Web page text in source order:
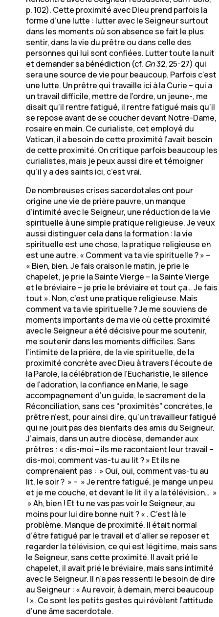
p. 102). Cette proximité avec Dieu prend parfois la
forme d’une lutte : lutter avec le Seigneur surtout
dans les moments où son absence se fait le plus
sentir, dans la vie du prêtre ou dans celle des
personnes qui lui sont confiées. Lutter toute la nuit
et demander sa bénédiction (cf. Gn32, 25-27) qui
sera une source de vie pour beaucoup. Parfois c’est
une lutte. Un prêtre qui travaille ici à la Curie – qui a
un travail difficile, mettre de l’ordre, un jeune-, me
disait qu’il rentre fatigué, il rentre fatigué mais qu’il
se repose avant de se coucher devant Notre-Dame,
rosaire en main. Ce curialiste, cet employé du
Vatican, il a besoin de cette proximité l’avait besoin
de cette proximité. On critique parfois beaucoup les
curialistes, mais je peux aussi dire et témoigner
qu’il y a des saints ici, c’est vrai.
De nombreuses crises sacerdotales ont pour
origine une vie de prière pauvre, un manque
d’intimité avec le Seigneur, une réduction de la vie
spirituelle à une simple pratique religieuse. Je veux
aussi distinguer cela dans la formation : la vie
spirituelle est une chose, la pratique religieuse en
est une autre. « Comment va ta vie spirituelle ? » –
« Bien, bien. Je fais oraison le matin, je prie le
chapelet, je prie la Sainte Vierge – la Sainte Vierge
et le bréviaire – je prie le bréviaire et tout ça… Je fais
tout ». Non, c’est une pratique religieuse. Mais
comment va ta vie spirituelle ? Je me souviens de
moments importants de ma vie où cette proximité
avec le Seigneur a été décisive pour me soutenir,
me soutenir dans les moments difficiles. Sans
l’intimité de la prière, de la vie spirituelle, de la
proximité concrète avec Dieu à travers l’écoute de
la Parole, la célébration de l’Eucharistie, le silence
de l’adoration, la confiance en Marie, le sage
accompagnement d’un guide, le sacrement de la
Réconciliation, sans ces “proximités” concrètes, le
prêtre n’est, pour ainsi dire, qu’un travailleur fatigué
qui ne jouit pas des bienfaits des amis du Seigneur.
J’aimais, dans un autre diocèse, demander aux
prêtres : « dis-moi – ils me racontaient leur travail –
dis-moi, comment vas-tu au lit ? » Et ils ne
comprenaient pas : » Oui, oui, comment vas-tu au
lit, le soir ? » – » Je rentre fatigué, je mange un peu
et je me couche, et devant le lit il y a la télévision… »
» Ah, bien ! Et tu ne vas pas voir le Seigneur, au
moins pour lui dire bonne nuit ? « . C’est là le
problème. Manque de proximité. Il était normal
d’être fatigué par le travail et d’aller se reposer et
regarder la télévision, ce qui est légitime, mais sans
le Seigneur, sans cette proximité. Il avait prié le
chapelet, il avait prié le bréviaire, mais sans intimité
avec le Seigneur. Il n’a pas ressenti le besoin de dire
au Seigneur : « Au revoir, à demain, merci beaucoup
! ». Ce sont les petits gestes qui révèlent l’attitude
d’une âme sacerdotale.